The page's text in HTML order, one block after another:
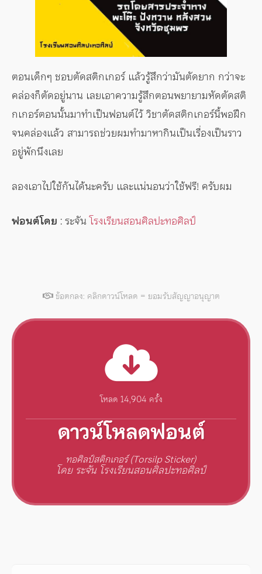
ตอนเด็กๆ ชอบตัดสติกเกอร์ แล้วรู้สึกว่ามันตัดยาก กว่าจะ
คล่องก็ตัดอยู่นาน เลยเอาความรู้สึกตอนพยายามหัดตัดสติ
กเกอร์ตอนนั้นมาทำเป็นฟอนต์ไว้ วิชาตัดสติกเกอร์นี้พอฝึก
จนคล่องแล้ว สามารถช่วยผมทำมาหากินเป็นเรื่องเป็นราว
อยู่พักนึงเลย
ลองเอาไปใช้กันได้นะครับ และแน่นอนว่าใช้ฟรี! ครับผม
ฟอนต์โดย : ระจันโรงเรียนสอนศิลปะทอศิลป์
ข้อตกลง: คลิกดาวน์โหลด = ยอมรับสัญญาอนุญาต
โหลด 14,904 ครั้ง
ดาวน์โหลดฟอนต์
ทอศิลป์สติกเกอร์ (Torsilp Sticker)
โดย ระจัน โรงเรียนสอนศิลปะทอศิลป์